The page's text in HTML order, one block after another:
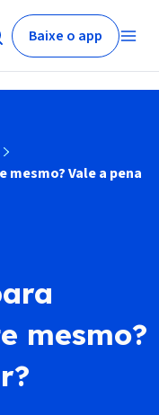
Baixe o app
Vale a pena
mesmo?